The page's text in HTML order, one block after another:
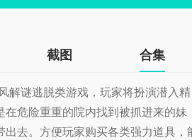
截图 合集
解谜逃脱类游戏，玩家将扮演潜入精
在危险重重的院内找到被抓进来的妹
出去。方便玩家购买各类强力道具，